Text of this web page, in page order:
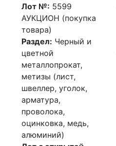
Лот №: 5599
АУКЦИОН (покупка
товара)
Раздел: Черный и
цветной
металлопрокат,
метизы (лист,
швеллер, уголок,
арматура,
проволока,
оцинковка, медь,
алюминий)